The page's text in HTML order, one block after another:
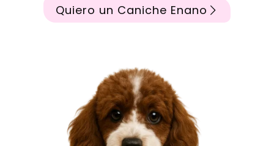
Quiero un Caniche Enano